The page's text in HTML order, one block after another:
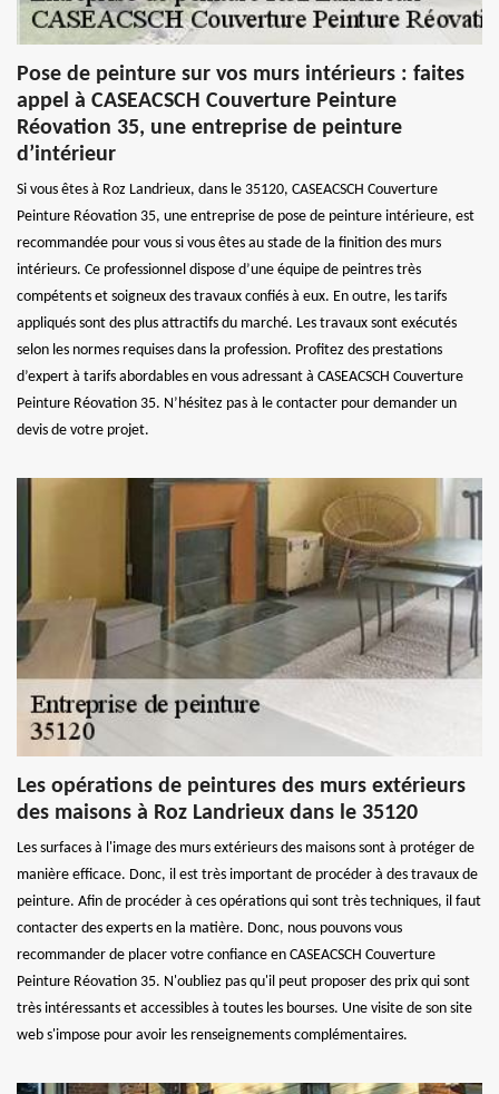
Pose de peinture sur vos murs intérieurs : faites
appel à CASEACSCH Couverture Peinture
Réovation 35, une entreprise de peinture
d’intérieur
Si vous êtes à Roz Landrieux, dans le 35120, CASEACSCH Couverture
Peinture Réovation 35, une entreprise de pose de peinture intérieure, est
recommandée pour vous si vous êtes au stade de la finition des murs
intérieurs. Ce professionnel dispose d’une équipe de peintres très
compétents et soigneux des travaux confiés à eux. En outre, les tarifs
appliqués sont des plus attractifs du marché. Les travaux sont exécutés
selon les normes requises dans la profession. Profitez des prestations
d’expert à tarifs abordables en vous adressant à CASEACSCH Couverture
Peinture Réovation 35. N’hésitez pas à le contacter pour demander un
devis de votre projet.
Les opérations de peintures des murs extérieurs
des maisons à Roz Landrieux dans le 35120
Les surfaces à l'image des murs extérieurs des maisons sont à protéger de
manière efficace. Donc, il est très important de procéder à des travaux de
peinture. Afin de procéder à ces opérations qui sont très techniques, il faut
contacter des experts en la matière. Donc, nous pouvons vous
recommander de placer votre confiance en CASEACSCH Couverture
Peinture Réovation 35. N'oubliez pas qu'il peut proposer des prix qui sont
très intéressants et accessibles à toutes les bourses. Une visite de son site
web s'impose pour avoir les renseignements complémentaires.